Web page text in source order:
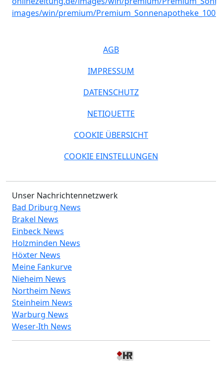
AGB
IMPRESSUM
DATENSCHUTZ
NETIQUETTE
COOKIE ÜBERSICHT
COOKIE EINSTELLUNGEN
Unser Nachrichtennetzwerk
Bad Driburg News
Brakel News
Einbeck News
Holzminden News
Höxter News
Meine Fankurve
Nieheim News
Northeim News
Steinheim News
Warburg News
Weser-Ith News